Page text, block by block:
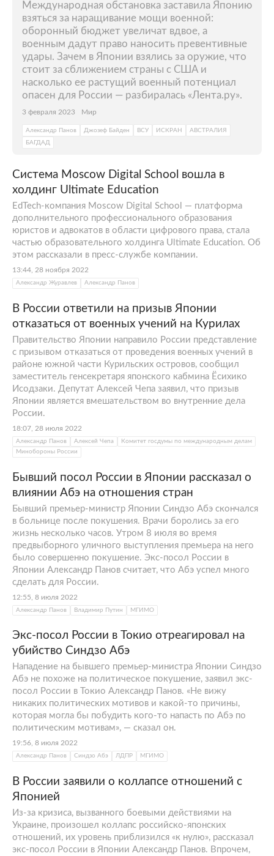
Международная обстановка заставила Японию
взяться за наращивание мощи военной:
оборонный бюджет увеличат вдвое, а
военным дадут право наносить превентивные
удары. Зачем в Японии взялись за оружие, что
стоит за сближением страны с США и
насколько ее растущий военный потенциал
опасен для России — разбиралась «Лента.ру».
3 февраля 2023 Мир
Александр Панов Джозеф Байден ВСУ ИСКРАН
АВСТРАЛИЯ
БАГДАД
Система Moscow Digital School вошла в
холдинг Ultimate Education
EdTech-компания Moscow Digital School — платформа
дополнительного профессионального образования
юристов и адвокатов в области цифрового права, стала
частью образовательного холдинга Ultimate Education. Об
этом рассказали в пресс-службе компании.
13:44, 28 ноября 2022
Александр Журавлев Александр Панов
В России ответили на призыв Японии
отказаться от военных учений на Курилах
Правительство Японии направило России представление
с призывом отказаться от проведения военных учений в
районе южной части Курильских островов, сообщил
заместитель генсекретаря японского кабмина Ёсихико
Исодзаки. Депутат Алексей Чепа заявил, что призыв
Японии является вмешательством во внутренние дела
России.
18:07, 28 июля 2022
Александр Панов Алексей Чепа
Комитет госдумы по международным делам
Минобороны России
Бывший посол России в Японии рассказал о
влиянии Абэ на отношения стран
Бывший премьер-министр Японии Синдзо Абэ скончался
в больнице после покушения. Врачи боролись за его
жизнь несколько часов. Утром 8 июля во время
предвыборного уличного выступления премьера на него
было совершенно покушение. Экс-посол России в
Японии Александр Панов считает, что Абэ успел много
сделать для России.
12:55, 8 июля 2022
Александр Панов Владимир Путин МГИМО
Экс-посол России в Токио отреагировал на
убийство Синдзо Абэ
Нападение на бывшего премьер-министра Японии Синдзо
Абэ не похоже на политическое покушение, заявил экс-
посол России в Токио Александр Панов. «Не вижу
никаких политических мотивов и какой-то причины,
которая могла бы побудить кого-то напасть по Абэ по
политическим мотивам», — сказал он.
19:56, 8 июля 2022
Александр Панов Синдзо Абэ ЛДПР МГИМО
В России заявили о коллапсе отношений с
Японией
Из-за кризиса, вызванного боевыми действиями на
Украине, произошел коллапс российско-японских
отношений, их уровень приблизился «к нулю», рассказал
экс-посол России в Японии Александр Панов. Впрочем,